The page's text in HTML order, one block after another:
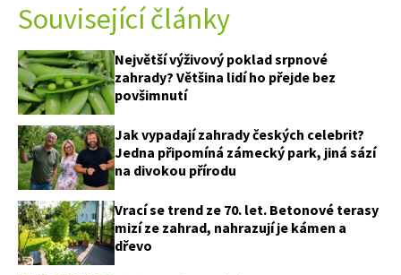
Související články
Největší výživový poklad srpnové
zahrady? Většina lidí ho přejde bez
povšimnutí
Jak vypadají zahrady českých celebrit?
Jedna připomíná zámecký park, jiná sází
na divokou přírodu
Vrací se trend ze 70. let. Betonové terasy
mizí ze zahrad, nahrazují je kámen a
dřevo